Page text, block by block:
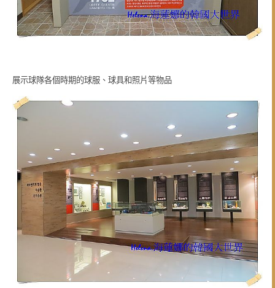
展示球隊各個時期的球服、球具和照片等物品